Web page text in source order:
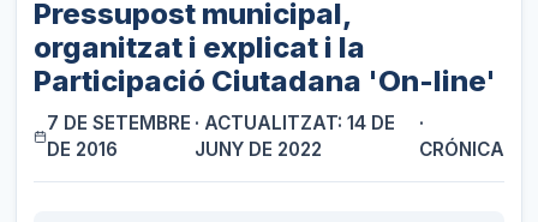
Pressupost municipal,
organitzat i explicat i la
Participació Ciutadana 'On-line'
7 DE SETEMBRE
DE 2016
· ACTUALITZAT: 14 DE
JUNY DE 2022
·
CRÓNICA